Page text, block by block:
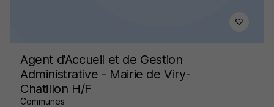
Agent d'Accueil et de Gestion
Administrative - Mairie de Viry-
Chatillon H/F
Communes